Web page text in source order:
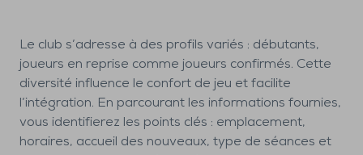
Le club s’adresse à des profils variés : débutants,
joueurs en reprise comme joueurs confirmés. Cette
diversité influence le confort de jeu et facilite
l’intégration. En parcourant les informations fournies,
vous identifierez les points clés : emplacement,
horaires, accueil des nouveaux, type de séances et